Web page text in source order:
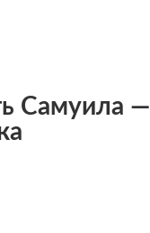
Самуила —